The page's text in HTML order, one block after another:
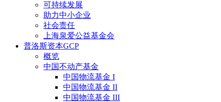
可持续发展
助力中小企业
社会责任
上海泉爱公益基金会
普洛斯资本GCP
概览
中国不动产基金
中国物流基金 I
中国物流基金 II
中国物流基金 III